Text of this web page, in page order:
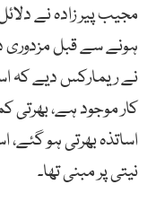
مجیب پیر زادہ نے
ہونے سے قبل
نے ریمارکس دیے کہ
کار موجود ہے، بھرتی
اساتذہ بھرتی ہو گئے،
نیتی پر مبنی تھا۔